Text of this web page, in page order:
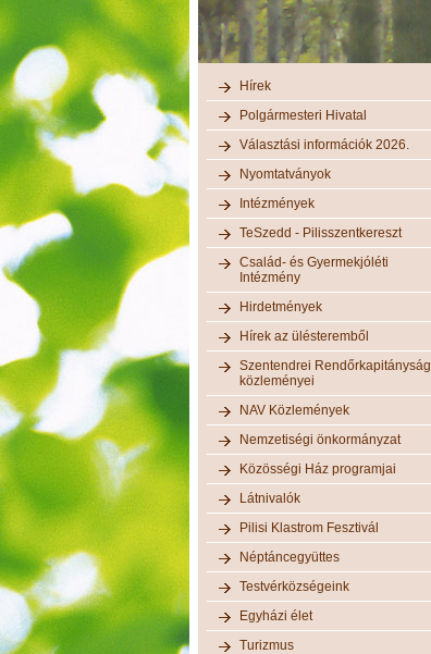
Hírek
Polgármesteri Hivatal
Választási információk 2026.
Nyomtatványok
Intézmények
TeSzedd - Pilisszentkereszt
Család- és Gyermekjóléti
Intézmény
Hirdetmények
Hírek az ülésteremből
Szentendrei Rendőrkapitányság
közleményei
NAV Közlemények
Nemzetiségi önkormányzat
Közösségi Ház programjai
Látnivalók
Pilisi Klastrom Fesztivál
Néptáncegyüttes
Testvérközségeink
Egyházi élet
Turizmus